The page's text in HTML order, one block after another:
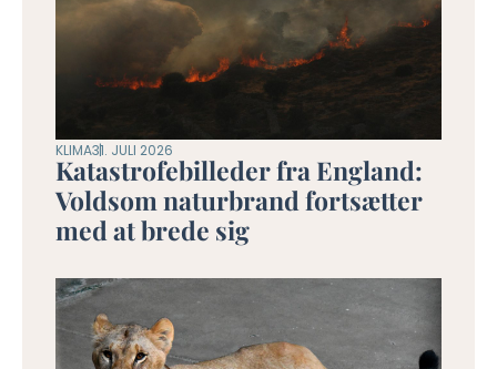
KLIMA31. JULI 2026
Katastrofebilleder fra England:
Voldsom naturbrand fortsætter
med at brede sig